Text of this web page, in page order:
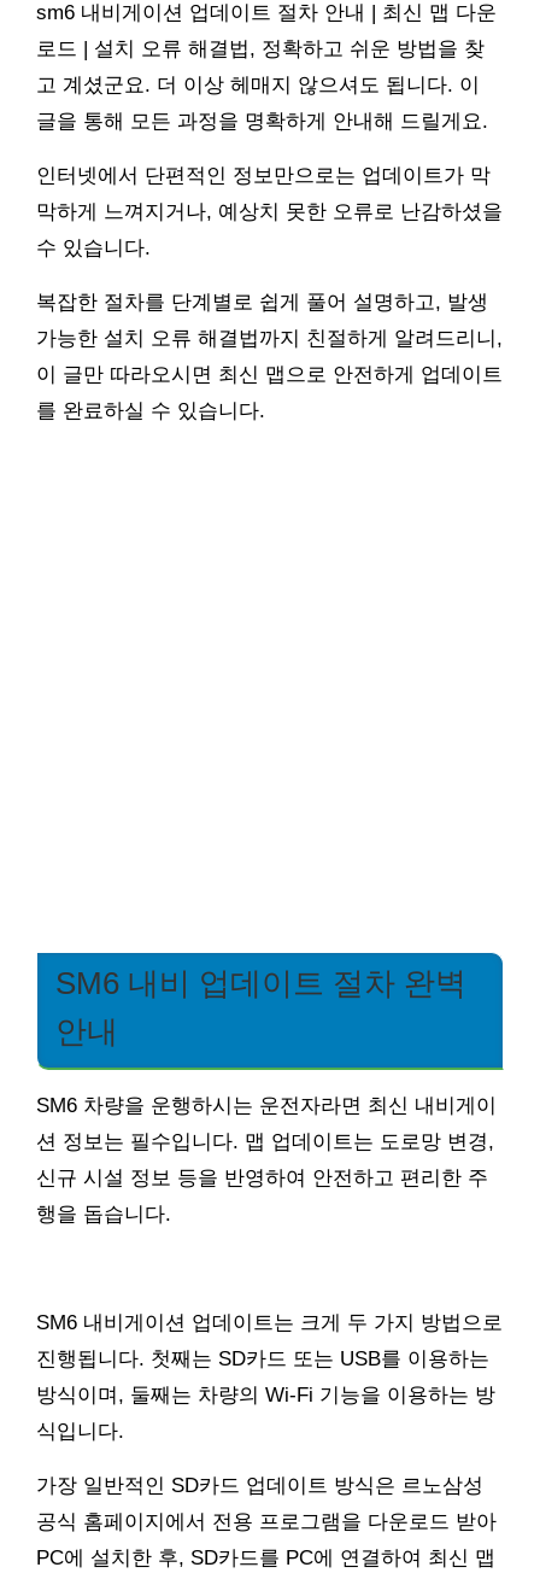
sm6 내비게이션 업데이트 절차 안내 | 최신 맵 다운
로드 | 설치 오류 해결법, 정확하고 쉬운 방법을 찾
고 계셨군요. 더 이상 헤매지 않으셔도 됩니다. 이
글을 통해 모든 과정을 명확하게 안내해 드릴게요.
인터넷에서 단편적인 정보만으로는 업데이트가 막
막하게 느껴지거나, 예상치 못한 오류로 난감하셨을
수 있습니다.
복잡한 절차를 단계별로 쉽게 풀어 설명하고, 발생
가능한 설치 오류 해결법까지 친절하게 알려드리니,
이 글만 따라오시면 최신 맵으로 안전하게 업데이트
를 완료하실 수 있습니다.
SM6 내비 업데이트 절차 완벽
안내
SM6 차량을 운행하시는 운전자라면 최신 내비게이
션 정보는 필수입니다. 맵 업데이트는 도로망 변경,
신규 시설 정보 등을 반영하여 안전하고 편리한 주
행을 돕습니다.
SM6 내비게이션 업데이트는 크게 두 가지 방법으로
진행됩니다. 첫째는 SD카드 또는 USB를 이용하는
방식이며, 둘째는 차량의 Wi-Fi 기능을 이용하는 방
식입니다.
가장 일반적인 SD카드 업데이트 방식은 르노삼성
공식 홈페이지에서 전용 프로그램을 다운로드 받아
PC에 설치한 후, SD카드를 PC에 연결하여 최신 맵